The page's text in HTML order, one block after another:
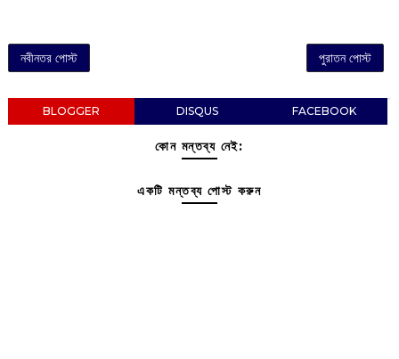
নবীনতর পোস্ট পুরাতন পোস্ট
BLOGGER DISQUS FACEBOOK
কোন মন্তব্য নেই:
একটি মন্তব্য পোস্ট করুন